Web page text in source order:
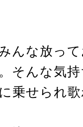
んな放っ
そんな気
乗せられ